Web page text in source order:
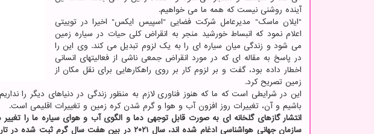
آینده روشنی نیست که همه ما می خواهیم.
"ایلان ماسک" مدیرعامل شرکت فضایی "اسپیس ایکس" اخیرا در توییتی
اعلام نمود که انبساط خورشید منجر به انقراض کلی حیات در سیاره زمین
می شود و زندگی میان سیاره ای را به یک لزوم تبدیل می کند. وی این را
در پاسخ به مقاله ای که در مورد انقراض جمعی ناشی از فعالیتهای انسانی
اخطار داده بود، گفت و بر لزوم کار بر روی راهکارهایی برای نقل مکان از
زمین تصریح کرد.
این در شرایطی است که ما که هنوز فناوری لازم به منظور زندگی در دنیاهای دیگر را
باشیم و آن، تغییرات روز افزون آب و هوا و گرم شدن کره زمین و تغییرات اقلیمی است.
سازمان جهانی هواشناسی ادغام شده اند، سال ۲۰۲۱ در